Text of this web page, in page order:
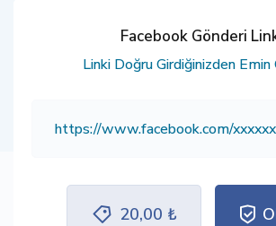
Facebook Gönderi
Linki Doğru Girdiğinizden Emin
20,00 ₺